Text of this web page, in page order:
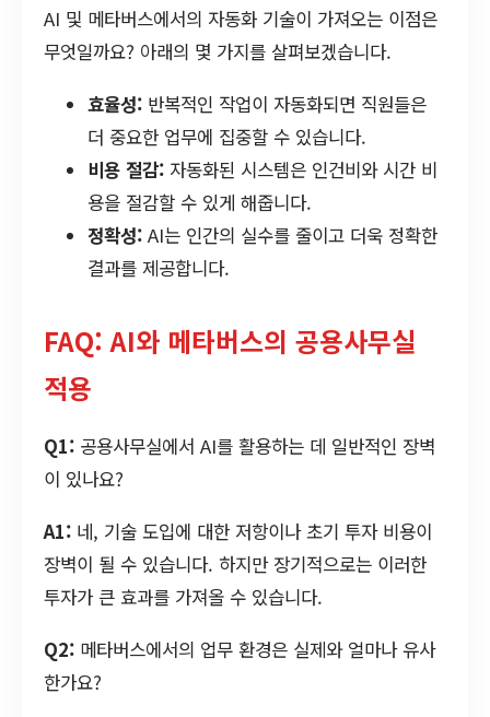
AI 및 메타버스에서의 자동화 기술이 가져오는 이점은
무엇일까요? 아래의 몇 가지를 살펴보겠습니다.
효율성: 반복적인 작업이 자동화되면 직원들은
더 중요한 업무에 집중할 수 있습니다.
비용 절감: 자동화된 시스템은 인건비와 시간 비
용을 절감할 수 있게 해줍니다.
정확성: AI는 인간의 실수를 줄이고 더욱 정확한
결과를 제공합니다.
FAQ: AI와 메타버스의 공용사무실
적용
Q1: 공용사무실에서 AI를 활용하는 데 일반적인 장벽
이 있나요?
A1: 네, 기술 도입에 대한 저항이나 초기 투자 비용이
장벽이 될 수 있습니다. 하지만 장기적으로는 이러한
투자가 큰 효과를 가져올 수 있습니다.
Q2: 메타버스에서의 업무 환경은 실제와 얼마나 유사
한가요?